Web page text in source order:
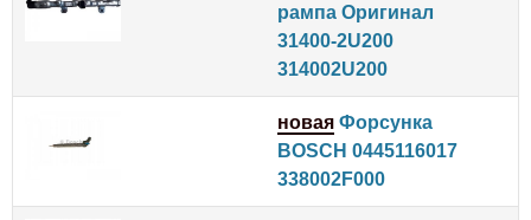
рампа Оригинал
31400-2U200
314002U200
новая Форсунка
BOSCH 0445116017
338002F000